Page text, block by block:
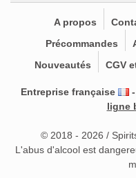
A propos
Précommandes
Nouveautés
CGV
Entreprise française
ligne
© 2018 - 2026 /
L'abus d'alcool est